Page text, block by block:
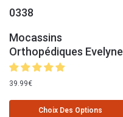
Mocassins
Orthopédiques Evelyne
39.99€
Choix Des Options